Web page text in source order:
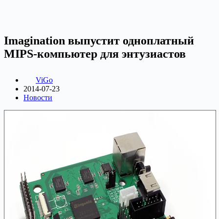
Imagination выпустит одноплатный
MIPS-компьютер для энтузиастов
ViGo
2014-07-23
Новости